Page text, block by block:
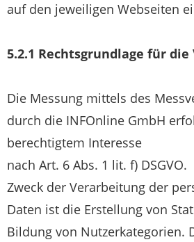
auf den jeweiligen Webseiten
5.2.1 Rechtsgrundlage für
Die Messung mittels des
durch die INFOnline GmbH
berechtigtem Interesse
nach Art. 6 Abs. 1 lit. f) DSGVO.
Zweck der Verarbeitung der
Daten ist die Erstellung von
Bildung von Nutzerkategorien.